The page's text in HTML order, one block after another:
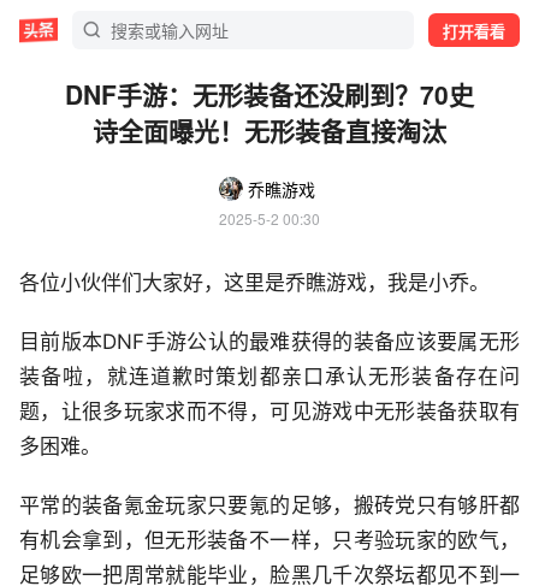
打开看看
DNF手游：无形装备还没刷到？70史
诗全面曝光！无形装备直接淘汰
乔瞧游戏
2025-5-2 00:30
各位小伙伴们大家好，这里是乔瞧游戏，我是小乔。
目前版本DNF手游公认的最难获得的装备应该要属无形
装备啦，就连道歉时策划都亲口承认无形装备存在问
题，让很多玩家求而不得，可见游戏中无形装备获取有
多困难。
平常的装备氪金玩家只要氪的足够，搬砖党只有够肝都
有机会拿到，但无形装备不一样，只考验玩家的欧气，
足够欧一把周常就能毕业，脸黑几千次祭坛都见不到一